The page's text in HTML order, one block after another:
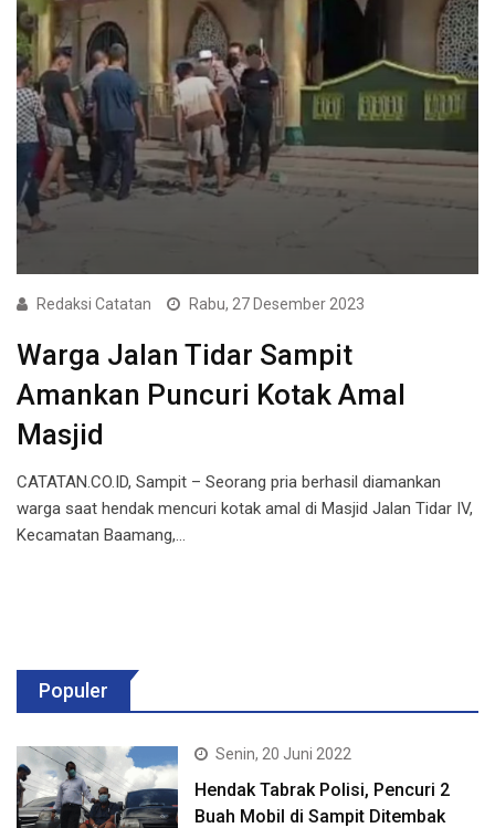
Redaksi Catatan Rabu, 27 Desember 2023
Warga Jalan Tidar Sampit
Amankan Puncuri Kotak Amal
Masjid
CATATAN.CO.ID, Sampit – Seorang pria berhasil diamankan
warga saat hendak mencuri kotak amal di Masjid Jalan Tidar IV,
Kecamatan Baamang,…
Populer
Senin, 20 Juni 2022
Hendak Tabrak Polisi, Pencuri 2
Buah Mobil di Sampit Ditembak